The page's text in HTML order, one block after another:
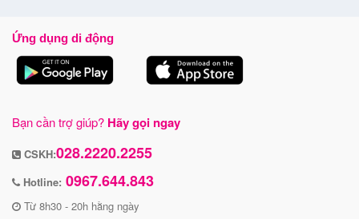
Ứng dụng di động
Bạn cần trợ giúp? Hãy gọi ngay
CSKH:028.2220.2255
Hotline: 0967.644.843
Từ 8h30 - 20h hằng ngày